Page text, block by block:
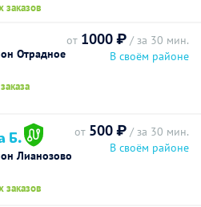
заказов
Отрадное
от 1000 ₽ / за 30 мин.
В своём районе
Б.
Лианозово
заказов
от 500 ₽ / за 30 мин.
В своём районе